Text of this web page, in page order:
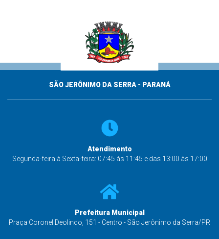
SÃO JERÔNIMO DA SERRA - PARANÁ
Atendimento
Segunda-feira à Sexta-feira: 07:45 às 11:45 e das 13:00 às 17:00
Prefeitura Municipal
Praça Coronel Deolindo, 151 - Centro - São Jerônimo da Serra/PR